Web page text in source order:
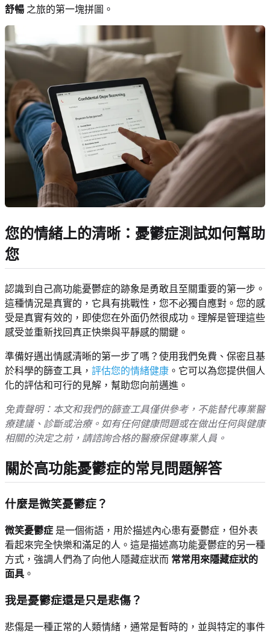
舒暢 之旅的第一塊拼圖。
您的情緒上的清晰：憂鬱症測試如何幫助
您
認識到自己高功能憂鬱症的跡象是勇敢且至關重要的第一步。
這種情況是真實的，它具有挑戰性，您不必獨自應對。您的感
受是真實有效的，即使您在外面仍然很成功。理解是管理這些
感受並重新找回真正快樂與平靜感的關鍵。
準備好邁出情感清晰的第一步了嗎？使用我們免費、保密且基
於科學的篩查工具， 評估您的情緒健康 。它可以為您提供個人
化的評估和可行的見解，幫助您向前邁進。
免責聲明：本文和我們的篩查工具僅供參考，不能替代專業醫
療建議、診斷或治療。如有任何健康問題或在做出任何與健康
相關的決定之前，請諮詢合格的醫療保健專業人員。
關於高功能憂鬱症的常見問題解答
什麼是微笑憂鬱症？
微笑憂鬱症 是一個術語，用於描述內心患有憂鬱症，但外表
看起來完全快樂和滿足的人。這是描述高功能憂鬱症的另一種
方式，強調人們為了向他人隱藏症狀而 常常用來隱藏症狀的
面具 。
我是憂鬱症還是只是悲傷？
悲傷是一種正常的人類情緒，通常是暫時的，並與特定的事件